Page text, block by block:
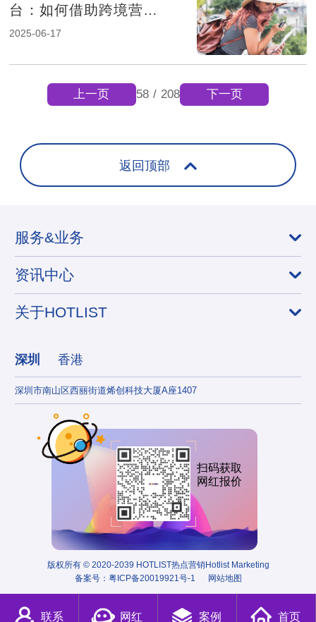
台：如何借助跨境营销
助力品牌出海
2025-06-17
58 / 208
上一页 下一页
返回顶部
服务&业务
资讯中心
关于HOTLIST
深圳 香港
深圳市南山区西丽街道烯创科技大厦A座1407
扫码获取
网红报价
版权所有 © 2020-2039 HOTLIST热点营销Hotlist Marketing
备案号： 粤ICP备20019921号-1 网站地图
联系 网红 案例 首页